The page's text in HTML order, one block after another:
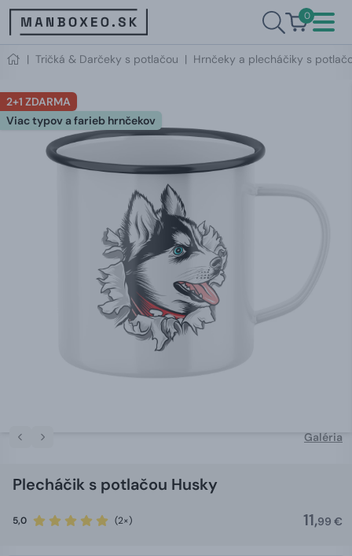
0
| Tričká & Darčeky s potlačou | Hrnčeky a plecháčiky s
2+1 ZDARMA
Viac typov a farieb hrnčekov
Galéria
Plecháčik s potlačou Husky
5,0 (2×) 11,99 €